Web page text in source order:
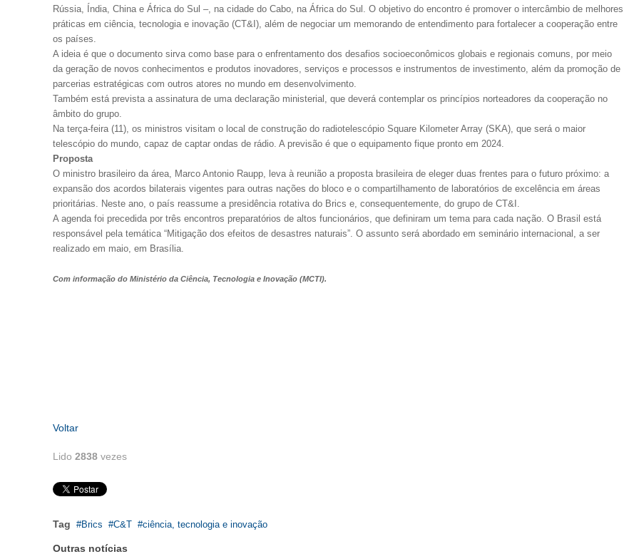
Rússia, Índia, China e África do Sul –, na cidade do Cabo, na África do Sul. O objetivo do encontro é promover o intercâmbio de melhores
práticas em ciência, tecnologia e inovação (CT&I), além de negociar um memorando de entendimento para fortalecer a cooperação entre
os países.
A ideia é que o documento sirva como base para o enfrentamento dos desafios socioeconômicos globais e regionais comuns, por meio
da geração de novos conhecimentos e produtos inovadores, serviços e processos e instrumentos de investimento, além da promoção de
parcerias estratégicas com outros atores no mundo em desenvolvimento.
Também está prevista a assinatura de uma declaração ministerial, que deverá contemplar os princípios norteadores da cooperação no
âmbito do grupo.
Na terça-feira (11), os ministros visitam o local de construção do radiotelescópio Square Kilometer Array (SKA), que será o maior
telescópio do mundo, capaz de captar ondas de rádio. A previsão é que o equipamento fique pronto em 2024.
Proposta
O ministro brasileiro da área, Marco Antonio Raupp, leva à reunião a proposta brasileira de eleger duas frentes para o futuro próximo: a
expansão dos acordos bilaterais vigentes para outras nações do bloco e o compartilhamento de laboratórios de excelência em áreas
prioritárias. Neste ano, o país reassume a presidência rotativa do Brics e, consequentemente, do grupo de CT&I.
A agenda foi precedida por três encontros preparatórios de altos funcionários, que definiram um tema para cada nação. O Brasil está
responsável pela temática “Mitigação dos efeitos de desastres naturais”. O assunto será abordado em seminário internacional, a ser
realizado em maio, em Brasília.
Com informação do Ministério da Ciência, Tecnologia e Inovação (MCTI).
Voltar
Lido 2838 vezes
Tag Brics C&T ciência, tecnologia e inovação
Outras notícias